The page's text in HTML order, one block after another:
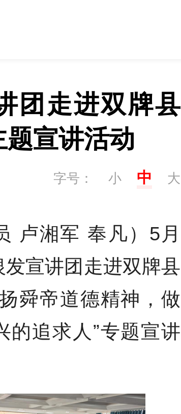
团走进双牌县
宣讲活动
字号： 小 中 大
卢湘军 奉凡）5月
宣讲团走进双牌县
舜帝道德精神，做
的追求人”专题宣讲